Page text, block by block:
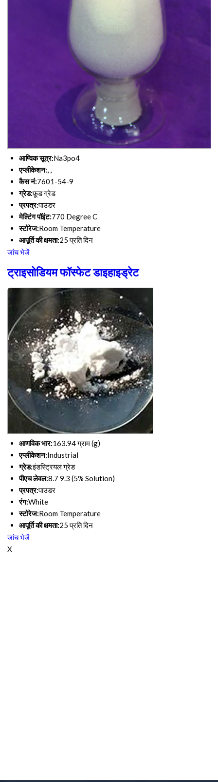
आण्विक सूत्र:Na3po4
एप्लीकेशन:, ,
कैस नं:7601-54-9
ग्रेड:फ़ूड ग्रेड
प्रपत्र:पाउडर
मेल्टिंग पॉइंट:770 Degree C
स्टोरेज:Room Temperature
आपूर्ति की क्षमता:25 प्रति दिन
जांच भेजें
ट्राइसोडियम फॉस्फेट डाइहाइड्रेट
आणविक भार:163.94 ग्राम (g)
एप्लीकेशन:Industrial
ग्रेड:इंडस्ट्रियल ग्रेड
पीएच लेवल:8.7 9.3 (5% Solution)
प्रपत्र:पाउडर
रंग:White
स्टोरेज:Room Temperature
आपूर्ति की क्षमता:25 प्रति दिन
जांच भेजें
X